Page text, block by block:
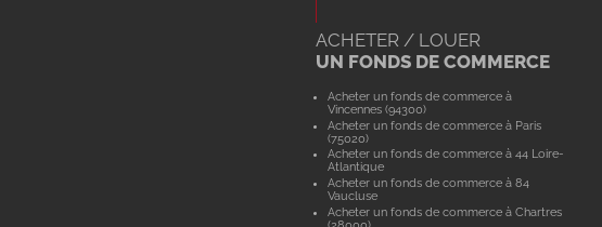
ACHETER / LOUER
UN FONDS DE COMMERCE
Acheter un fonds de commerce à
Vincennes (94300)
Acheter un fonds de commerce à Paris
(75020)
Acheter un fonds de commerce à 44 Loire-
Atlantique
Acheter un fonds de commerce à 84
Vaucluse
Acheter un fonds de commerce à Chartres
(28000)